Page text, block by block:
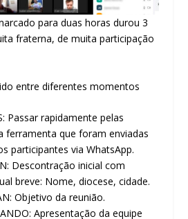
para duas horas durou 3
fraterna, de muita participação
entre diferentes momentos
Passar rapidamente pelas
ferramenta que foram enviadas
participantes via WhatsApp.
Descontração inicial com
breve: Nome, diocese, cidade.
Objetivo da reunião.
Apresentação da equipe